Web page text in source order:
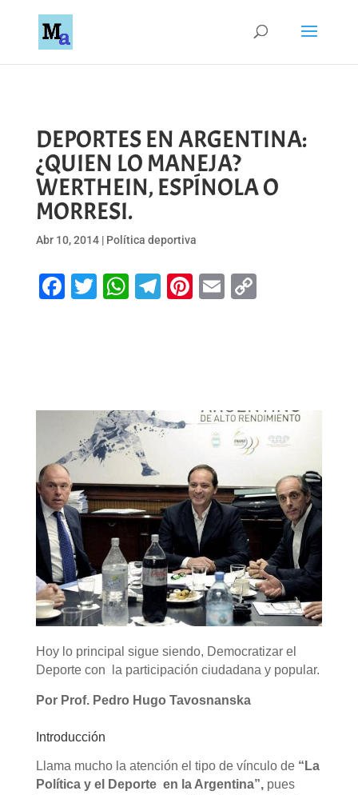
DEPORTES EN ARGENTINA:
¿QUIEN LO MANEJA?
WERTHEIN, ESPÍNOLA O
MORRESI.
Abr 10, 2014| Política deportiva
Facebook
Twitter
WhatsApp
Telegram
Pinterest
EmailCopy
Hoy lo principal sigue siendo, Democratizar el
Deporte con la participación ciudadana y popular.
Por Prof. Pedro Hugo Tavosnanska
Introducción
Llama mucho la atención el tipo de vínculo de “La
Política y el Deporte en la Argentina”,pues